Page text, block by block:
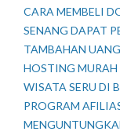
CARA MEMBELI
SENANG DAPAT
TAMBAHAN UANG
HOSTING
WISATA SERU DI
PROGRAM